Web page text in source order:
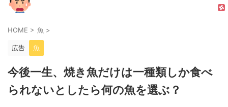
HOME > 魚 >
広告 魚
今後一生、焼き魚だけは一種類しか食べ
られないとしたら何の魚を選ぶ？